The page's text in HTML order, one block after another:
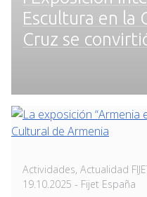
Escultura en la
Cruz se
Actividades, Actualidad
19.10.2025 - Fijet España